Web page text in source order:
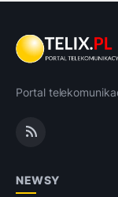
Portal
NEWSY